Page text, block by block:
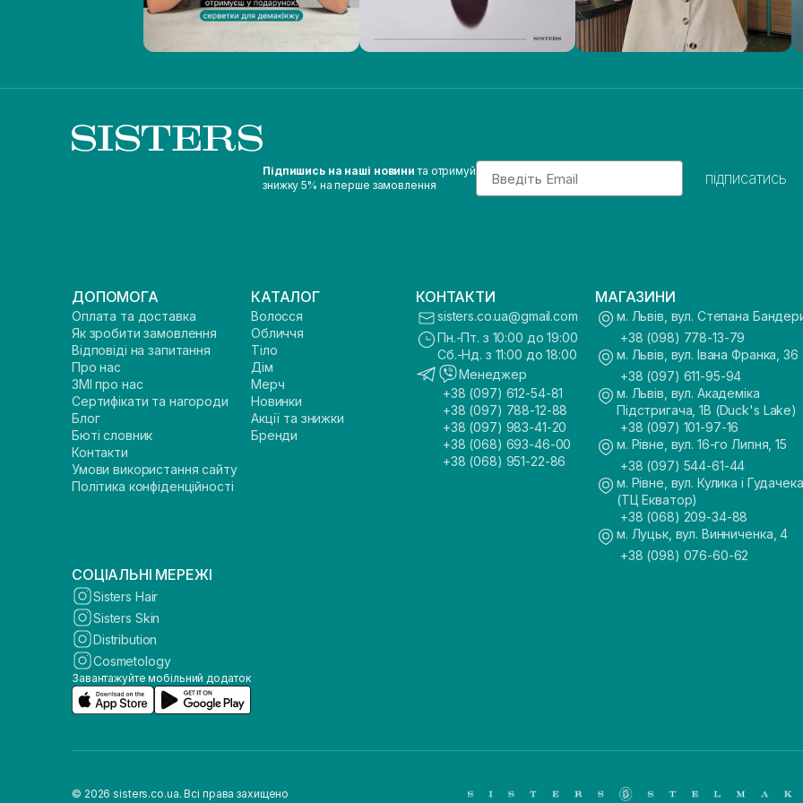
Підпишись на наші новини та отримуй
знижку 5% на перше замовлення
Email
підписатись
ДОПОМОГА
Оплата та доставка
Як зробити замовлення
Відповіді на запитання
Про нас
ЗМІ про нас
Сертифікати та нагороди
Блог
Бюті словник
Контакти
Умови використання сайту
Політика конфіденційності
КАТАЛОГ
Волосся
Обличчя
Тіло
Дім
Мерч
Новинки
Акції та знижки
Бренди
КОНТАКТИ
sisters.co.ua@gmail.com
Пн.-Пт. з 10:00 до 19:00
Сб.-Нд. з 11:00 до 18:00
Менеджер
+38 (097) 612-54-81
+38 (097) 788-12-88
+38 (097) 983-41-20
+38 (068) 693-46-00
+38 (068) 951-22-86
МАГАЗИНИ
м. Львів, вул. Степана
+38 (098) 778-13-79
м. Львів, вул. Івана Франка, 36
+38 (097) 611-95-94
м. Львів, вул. Академіка
Підстригача, 1В (Duck's Lake)
+38 (097) 101-97-16
м. Рівне, вул. 16-го Липня, 15
+38 (097) 544-61-44
м. Рівне, вул. Кулика і
(ТЦ Екватор)
+38 (068) 209-34-88
м. Луцьк, вул. Винниченка, 4
+38 (098) 076-60-62
СОЦІАЛЬНІ МЕРЕЖІ
Sisters Hair
Sisters Skin
Distribution
Cosmetology
Завантажуйте мобільний додаток
© 2026 sisters.co.ua. Всі права захищено